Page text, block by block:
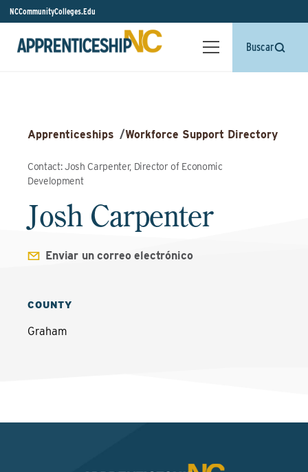
NCCommunityColleges.Edu
Buscar
Apprenticeships /Workforce Support Directory
Contact: Josh Carpenter, Director of Economic
Development
Josh Carpenter
Enviar un correo electrónico
COUNTY
Graham